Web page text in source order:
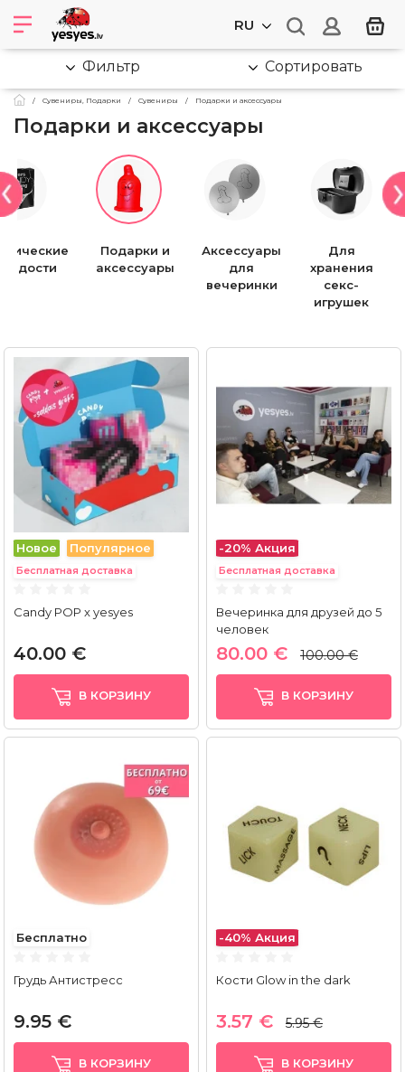
RU
Сувениры, Подарки Cувениры Подарки и аксессуары
Фильтр Сортировать
Подарки и аксессуары
Подарки и
аксессуары
Аксессуары
для
вечеринки
Для
хранения
секс-
игрушек
Новое Популярное
Бесплатная доставка
Candy POP x yesyes
40.00 €
В КОРЗИНУ
-20% Акция
Бесплатная доставка
Вечеринка для друзей до 5
человек
80.00 € 100.00 €
В КОРЗИНУ
Бесплатно
Грудь Антистресс
9.95 €
В КОРЗИНУ
-40% Акция
Кости Glow in the dark
3.57 € 5.95 €
В КОРЗИНУ